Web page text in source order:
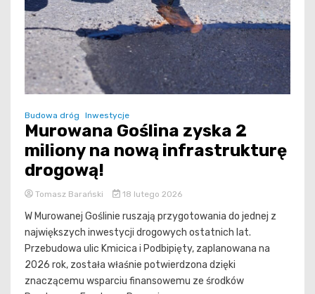
Budowa dróg Inwestycje
Murowana Goślina zyska 2
miliony na nową infrastrukturę
drogową!
Tomasz Barański 18 lutego 2026
W Murowanej Goślinie ruszają przygotowania do jednej z
największych inwestycji drogowych ostatnich lat.
Przebudowa ulic Kmicica i Podbipięty, zaplanowana na
2026 rok, została właśnie potwierdzona dzięki
znaczącemu wsparciu finansowemu ze środków